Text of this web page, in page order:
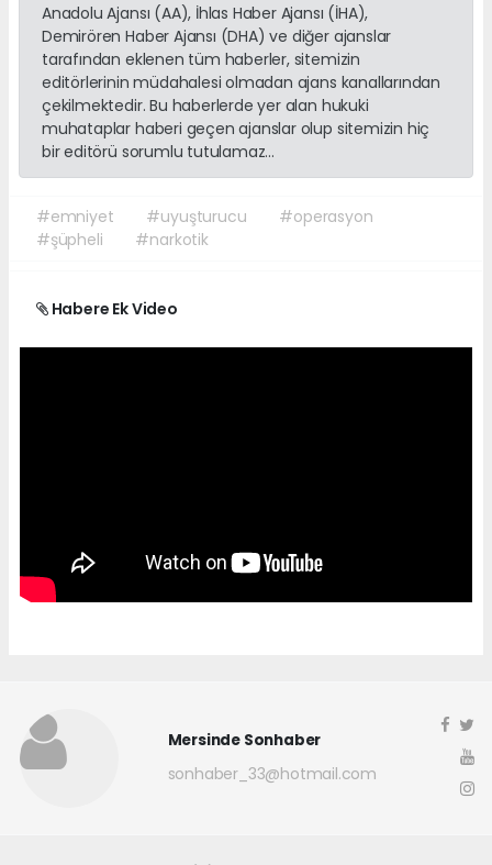
Anadolu Ajansı (AA), İhlas Haber Ajansı (İHA),
Demirören Haber Ajansı (DHA) ve diğer ajanslar
tarafından eklenen tüm haberler, sitemizin
editörlerinin müdahalesi olmadan ajans kanallarından
çekilmektedir. Bu haberlerde yer alan hukuki
muhataplar haberi geçen ajanslar olup sitemizin hiç
bir editörü sorumlu tutulamaz...
#emniyet #uyuşturucu
#operasyon
#şüpheli
#narkotik
Habere Ek Video
Mersinde Sonhaber
sonhaber_33@hotmail.com